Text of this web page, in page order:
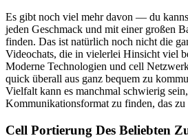
Es gibt noch viel mehr davon — du
jeden Geschmack und mit einer großen
finden. Das ist natürlich noch nicht die
Videochats, die in vielerlei Hinsicht viel
Moderne Technologien und cell
quick überall aus ganz bequem zu
Vielfalt kann es manchmal schwierig
Kommunikationsformat zu finden, das zu
Cell Portierung Des Beliebten